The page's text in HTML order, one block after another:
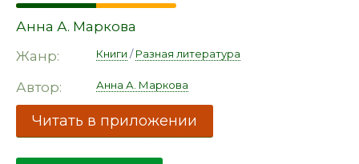
Анна А. Маркова
Жанр:
Книги /Разная литература
Автор: Анна А. Маркова
Читать в приложении